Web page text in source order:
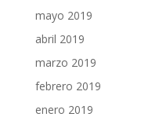
mayo 2019
abril 2019
marzo 2019
febrero 2019
enero 2019